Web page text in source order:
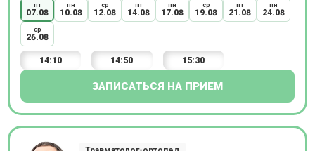
пт
07.08
пн
10.08
ср
12.08
пт
14.08
пн
17.08
ср
19.08
пт
21.08
пн
24.08
ср
26.08
14:10 14:50 15:30
ЗАПИСАТЬСЯ НА ПРИЕМ